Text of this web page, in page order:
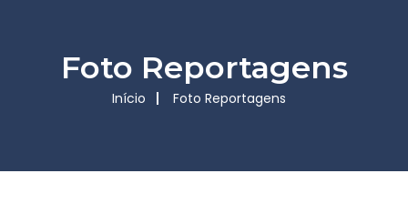
Foto Reportagens
Início Foto Reportagens